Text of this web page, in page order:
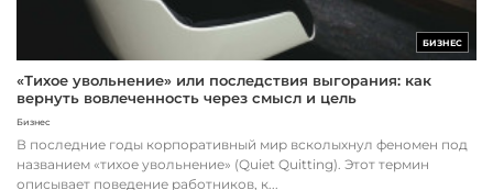
БИЗНЕС
«Тихое увольнение» или последствия выгорания: как
вернуть вовлеченность через смысл и цель
Бизнес
В последние годы корпоративный мир всколыхнул феномен под
названием «тихое увольнение» (Quiet Quitting). Этот термин
описывает поведение работников, к...